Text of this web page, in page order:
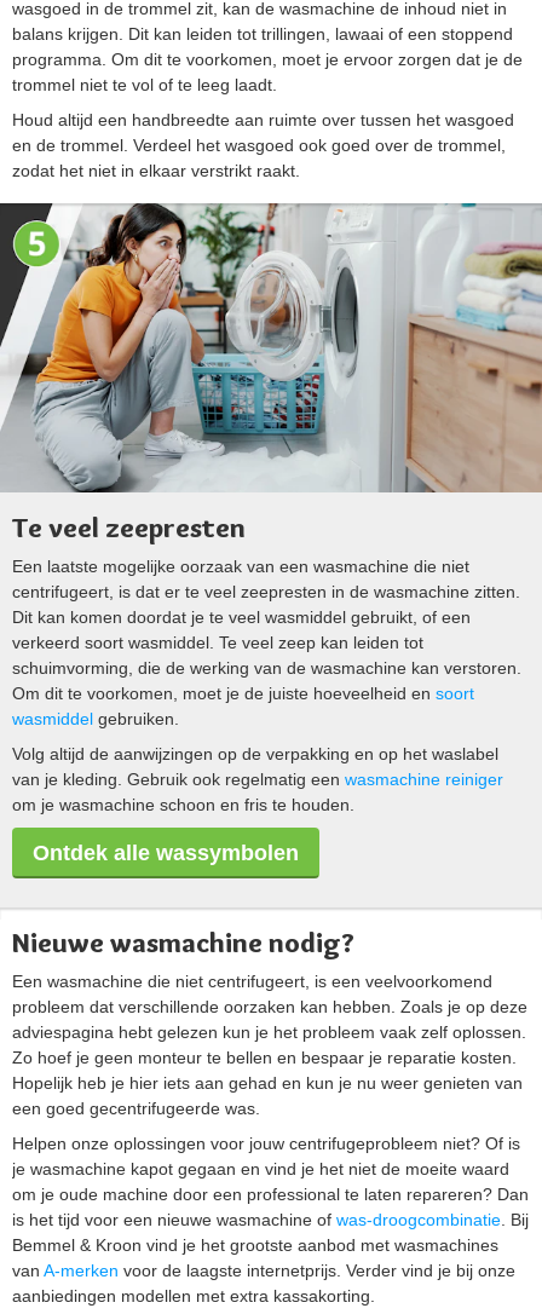
wasgoed in de trommel zit, kan de wasmachine de inhoud niet in
balans krijgen. Dit kan leiden tot trillingen, lawaai of een stoppend
programma. Om dit te voorkomen, moet je ervoor zorgen dat je de
trommel niet te vol of te leeg laadt.
Houd altijd een handbreedte aan ruimte over tussen het wasgoed
en de trommel. Verdeel het wasgoed ook goed over de trommel,
zodat het niet in elkaar verstrikt raakt.
Te veel zeepresten
Een laatste mogelijke oorzaak van een wasmachine die niet
centrifugeert, is dat er te veel zeepresten in de wasmachine zitten.
Dit kan komen doordat je te veel wasmiddel gebruikt, of een
verkeerd soort wasmiddel. Te veel zeep kan leiden tot
schuimvorming, die de werking van de wasmachine kan verstoren.
Om dit te voorkomen, moet je de juiste hoeveelheid en soort
wasmiddel gebruiken.
Volg altijd de aanwijzingen op de verpakking en op het waslabel
van je kleding. Gebruik ook regelmatig een wasmachine reiniger
om je wasmachine schoon en fris te houden.
Ontdek alle wassymbolen
Nieuwe wasmachine nodig?
Een wasmachine die niet centrifugeert, is een veelvoorkomend
probleem dat verschillende oorzaken kan hebben. Zoals je op deze
adviespagina hebt gelezen kun je het probleem vaak zelf oplossen.
Zo hoef je geen monteur te bellen en bespaar je reparatie kosten.
Hopelijk heb je hier iets aan gehad en kun je nu weer genieten van
een goed gecentrifugeerde was.
Helpen onze oplossingen voor jouw centrifugeprobleem niet? Of is
je wasmachine kapot gegaan en vind je het niet de moeite waard
om je oude machine door een professional te laten repareren? Dan
is het tijd voor een nieuwe wasmachine of was-droogcombinatie. Bij
Bemmel & Kroon vind je het grootste aanbod met wasmachines
van A-merken voor de laagste internetprijs. Verder vind je bij onze
aanbiedingen modellen met extra kassakorting.